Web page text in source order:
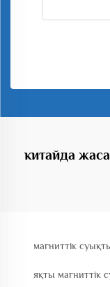
китайда
магниттік
яқты магниттік